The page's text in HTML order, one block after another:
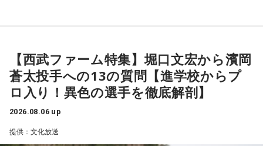
10/11(日) 出演
Arche / Ayllton / 青いガーネット / Aonowa / AKAMONE /
Akyk / あすなろ白昼夢 / Absolute area / AND CALL. /
UNFAIR RULE / Iga Nana / ISHIGURE / 171 / IBUKI /
重だったので「太」を組み合わせました
3．プロに入ってからの初任給は何に使いましたか？
野球のベルト
4．コンビニで必ず買うものは？
【西武ファーム特集】堀口文宏から濱岡
蒼太投手への13の質問【進学校からプ
ロ入り！異色の選手を徹底解剖】
2026.08.06 up
提供：文化放送